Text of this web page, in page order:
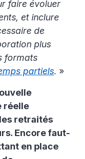
faire évoluer
et inclure
de
plus
formats
partiels. »
réelle
retraités
Encore faut-
en place